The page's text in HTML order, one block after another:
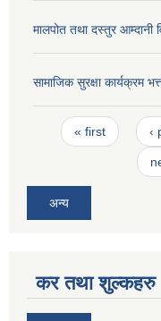
मालपोत तथा दस्तुर आम्दानी
सामाजिक सुरक्षा कार्यक्रम
Pages
« first ‹
अन्य
कर तथा शुल्कहरु